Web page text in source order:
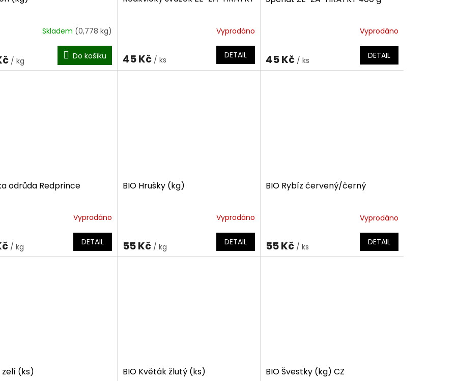
Skladem (0,778 kg)
/ kg Do košíku
Vyprodáno
45 Kč / ks DETAIL
Vyprodáno
45 Kč / ks DETAIL
odrůda Redprince
Vyprodáno
/ kg DETAIL
BIO Hrušky (kg)
Vyprodáno
55 Kč / kg DETAIL
BIO Rybíz červený/černý
Vyprodáno
55 Kč / ks DETAIL
zelí (ks) BIO Květák žlutý (ks) BIO Švestky (kg) CZ